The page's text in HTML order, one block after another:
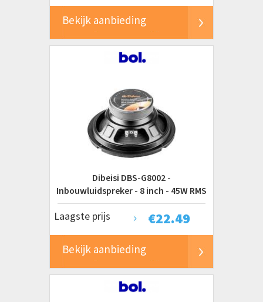
Bekijk aanbieding
Dibeisi DBS-G8002 -
Inbouwluidspreker - 8 inch - 45W RMS
- 4 Ohm
€22.49
Laagste prijs
Bekijk aanbieding